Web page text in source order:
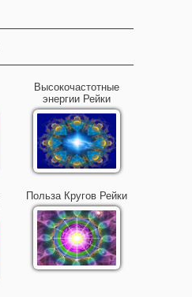
Высокочастотные
энергии Рейки
Польза Кругов Рейки